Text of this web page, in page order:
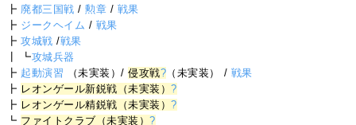
┣ 廃都三国戦 /勲章 / 戦果
┣ ジークヘイム / 戦果
┣攻城戦 /戦果
┃ ┗攻城兵器
┣ 起動演習 （未実装）/侵攻戦? （未実装） / 戦果
┣ レオンゲール新鋭戦（未実装）?
┣ レオンゲール精鋭戦（未実装）?
┗ ファイトクラブ（未実装）?